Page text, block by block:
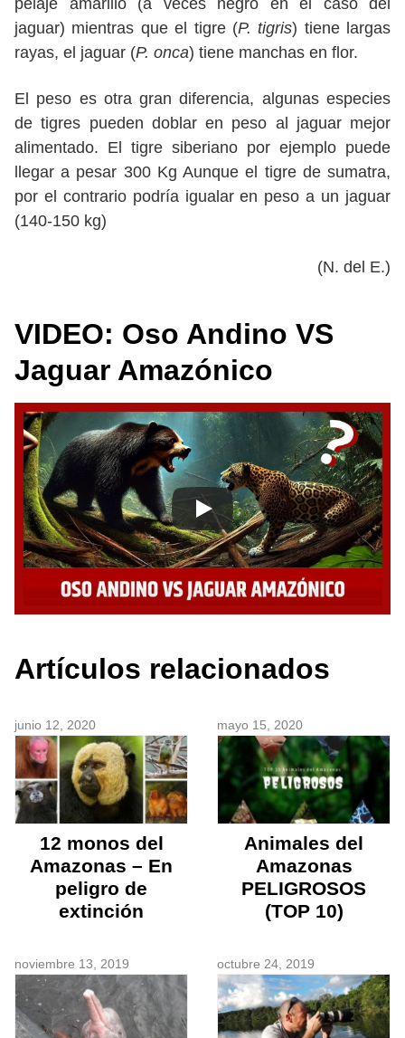
jaguar) mientras que el tigre (P. tigris) tiene largas
rayas, el jaguar (P. onca) tiene manchas en flor.
El peso es otra gran diferencia, algunas especies
de tigres pueden doblar en peso al jaguar mejor
alimentado. El tigre siberiano por ejemplo puede
llegar a pesar 300 Kg Aunque el tigre de sumatra,
por el contrario podría igualar en peso a un jaguar
(140-150 kg)
(N. del E.)
VIDEO: Oso Andino VS
Jaguar Amazónico
Artículos relacionados
junio 12, 2020
12 monos del
Amazonas – En
peligro de
extinción
mayo 15, 2020
Animales del
Amazonas
PELIGROSOS
(TOP 10)
noviembre 13, 2019 octubre 24, 2019